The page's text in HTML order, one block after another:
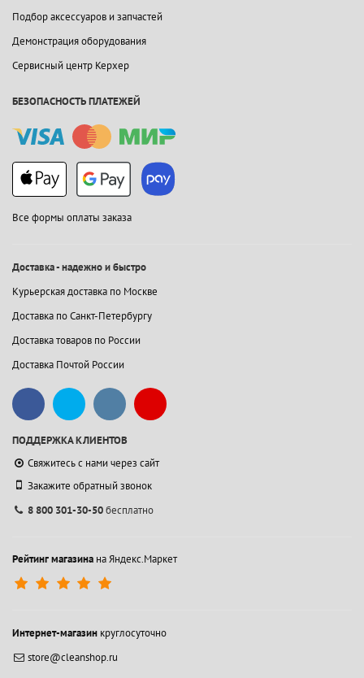
Подбор аксессуаров и запчастей
Демонстрация оборудования
Сервисный центр Керхер
БЕЗОПАСНОСТЬ ПЛАТЕЖЕЙ
Все формы оплаты заказа
Доставка - надежно и быстро
Курьерская доставка по Москве
Доставка по Санкт-Петербургу
Доставка товаров по России
Доставка Почтой России
ПОДДЕРЖКА КЛИЕНТОВ
Свяжитесь с нами через сайт
Закажите обратный звонок
8 800 301-30-50бесплатно
Рейтинг магазина на Яндекс.Маркет
Интернет-магазин круглосуточно
store@cleanshop.ru